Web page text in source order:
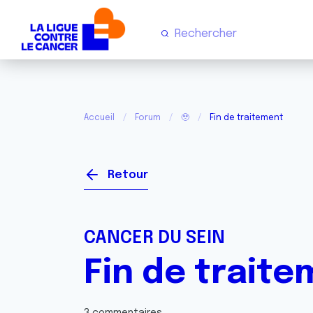
Accueil Forum 🥹 Fin de traitement
Retour
CANCER DU SEIN
Fin de